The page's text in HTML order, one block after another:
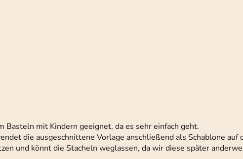
mit Kindern geeignet, da es sehr einfach geht.
die ausgeschnittene Vorlage anschließend als Schablone auf
und könnt die Stacheln weglassen, da wir diese später